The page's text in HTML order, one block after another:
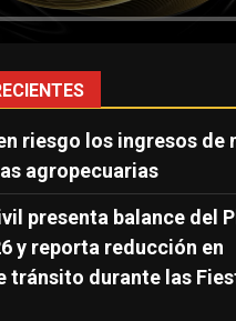
riesgo los ingresos de
agropecuarias
presenta balance del
y reporta reducción en
tránsito durante las